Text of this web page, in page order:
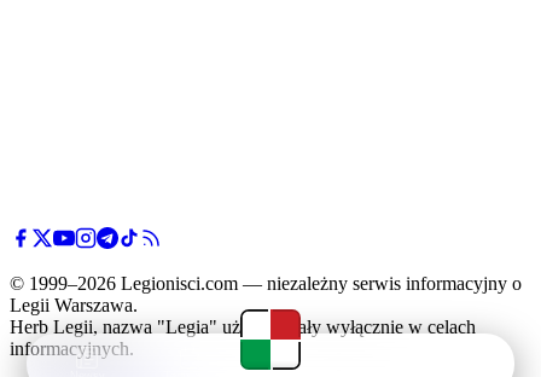
© 1999–2026 Legionisci.com — niezależny serwis informacyjny o
Legii Warszawa.
Herb Legii, nazwa "Legia" użyte zostały wyłącznie w celach
informacyjnych.